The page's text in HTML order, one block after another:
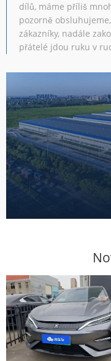
dílů, máme příliš
pozorně
zákazníky, nadále
přátelé jdou ruku v